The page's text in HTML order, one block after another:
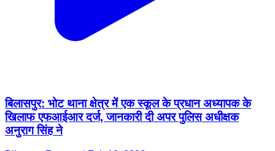
बिलासपुर: भोट थाना क्षेत्र में एक स्कूल के प्रधान अध्यापक के
खिलाफ एफआईआर दर्ज, जानकारी दी अपर पुलिस अधीक्षक
अनुराग सिंह ने